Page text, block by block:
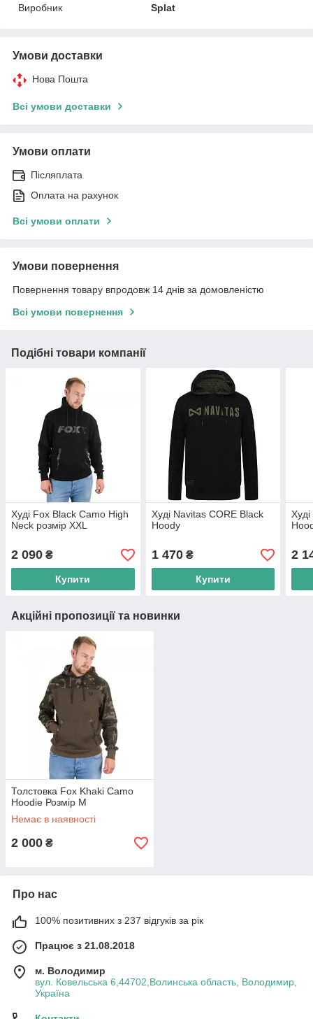
Виробник
Splat
Умови доставки
Нова Пошта
Всі умови доставки
Умови оплати
Післяплата
Оплата на рахунок
Всі умови оплати
Умови повернення
Повернення товару впродовж 14 днів за домовленістю
Всі умови повернення
Подібні товари компанії
Худі Fox Black Camo High
Neck розмір XXL
2 090 ₴
Купити
Худі Navitas CORE Black
Hoody
1 470₴
Купити
2
Акційні пропозиції та новинки
Толстовка Fox Khaki Camo
Hoodie Розмір M
Немає в наявності
2 000 ₴
Про нас
100% позитивних з 237 відгуків за рік
Працює з 21.08.2018
м. Володимир
вул. Ковельська 6,44702,Волинська область, Володимир,
Україна